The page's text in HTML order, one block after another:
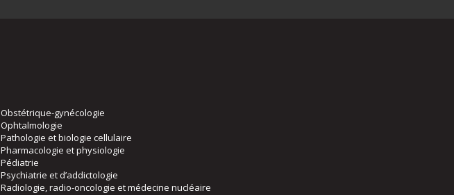
Obstétrique-gynécologie
Ophtalmologie
Pathologie et biologie cellulaire
Pharmacologie et physiologie
Pédiatrie
Psychiatrie et d’addictologie
Radiologie, radio-oncologie et médecine nucléaire